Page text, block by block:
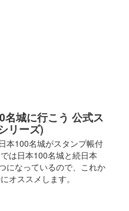
名城に行こう 公式ス
リーズ)
本100名城がスタンプ帳付
は日本100名城と続日本
になっているので、これか
オススメします。